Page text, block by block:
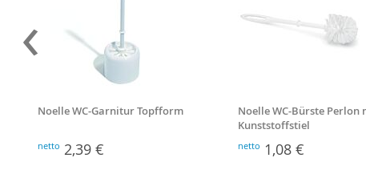
Noelle WC-Garnitur Topfform
netto 2,39 €
Noelle WC-Bürste Perlon
Kunststoffstiel
netto 1,08 €
‹